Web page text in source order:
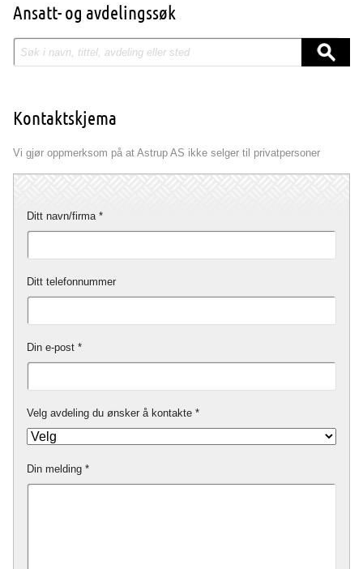
Ansatt- og avdelingssøk
Kontaktskjema
Vi gjør oppmerksom på at Astrup AS ikke selger til privatpersoner
Ditt navn/firma
Ditt telefonnummer
Din e-post
Velg avdeling du ønsker å kontakte
Din melding